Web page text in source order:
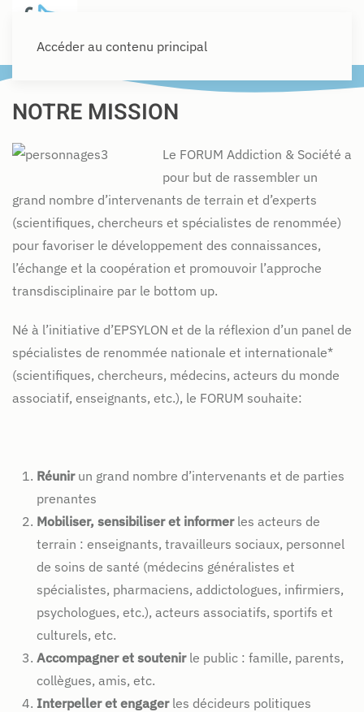
Accéder au contenu principal
NOTRE MISSION
Le FORUM Addiction & Société a
pour but de rassembler un
grand nombre d’intervenants de terrain et d’experts
(scientifiques, chercheurs et spécialistes de renommée)
pour favoriser le développement des connaissances,
l’échange et la coopération et promouvoir l’approche
transdisciplinaire par le bottom up.
Né à l’initiative d’EPSYLON et de la réflexion d’un panel de
spécialistes de renommée nationale et internationale*
(scientifiques, chercheurs, médecins, acteurs du monde
associatif, enseignants, etc.), le FORUM souhaite:
Réunirun grand nombre d’intervenants et de parties
prenantes
Mobiliser, sensibiliser et informerles acteurs de
terrain : enseignants, travailleurs sociaux, personnel
de soins de santé (médecins généralistes et
spécialistes, pharmaciens, addictologues, infirmiers,
psychologues, etc.), acteurs associatifs, sportifs et
culturels, etc.
Accompagner et soutenirle public : famille, parents,
collègues, amis, etc.
Interpeller et engagerles décideurs politiques